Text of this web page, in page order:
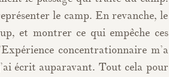
le camp. En revanche, le
et montrer ce qui empêche ces
concentrationnaire m’a
écrit auparavant. Tout cela pour